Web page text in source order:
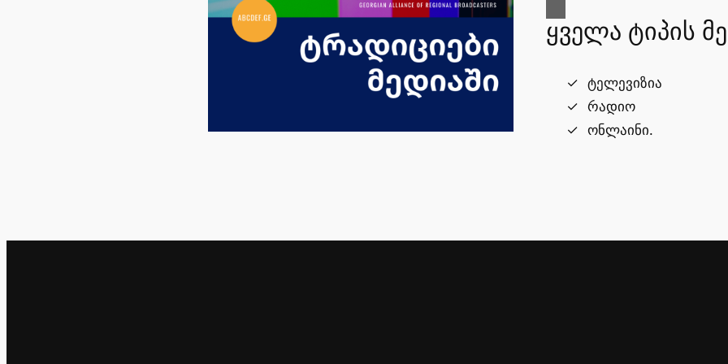
ყველა ტიპის
ტელევიზია
რადიო
ონლაინი.